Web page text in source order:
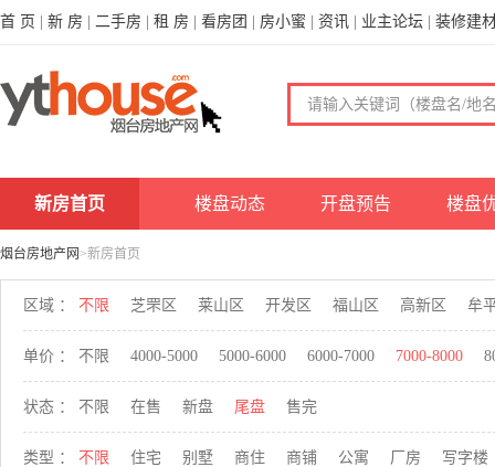
首 页 新 房 二手房 租 房 看房团 房小蜜 资讯 业主论坛 装修建
新房首页 楼盘动态 开盘预告 楼盘
烟台房地产网 >新房首页
区域 ： 不限 芝罘区 莱山区 开发区 福山区 高新区 牟
单价 ： 不限 4000-5000 5000-6000 6000-7000 7000-8000
状态 ： 不限 在售 新盘 尾盘 售完
类型 ： 不限 住宅 别墅 商住 商铺 公寓 厂房 写字楼